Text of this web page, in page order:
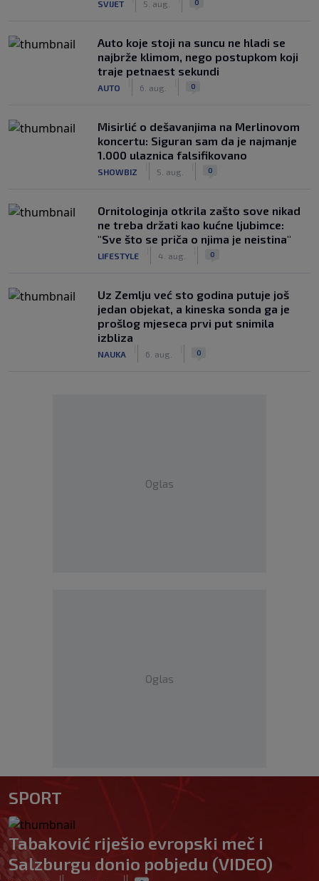
SVIJET 5. aug. 0
Auto koje stoji na suncu ne hladi se
najbrže klimom, nego postupkom koji
traje petnaest sekundi
AUTO 6. aug. 0
Misirlić o dešavanjima na Merlinovom
koncertu: Siguran sam da je najmanje
1.000 ulaznica falsifikovano
SHOWBIZ 5. aug. 0
Ornitologinja otkrila zašto sove nikad
ne treba držati kao kućne ljubimce:
"Sve što se priča o njima je neistina"
LIFESTYLE 4. aug. 0
Uz Zemlju već sto godina putuje još
jedan objekat, a kineska sonda ga je
prošlog mjeseca prvi put snimila
izbliza
NAUKA 6. aug. 0
Oglas
Oglas
SPORT
Tabaković riješio evropski meč i
Salzburgu donio pobjedu (VIDEO)
| |